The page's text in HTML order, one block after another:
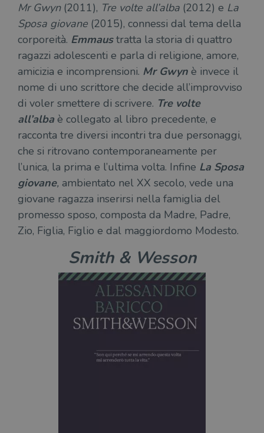
Mr Gwyn (2011), Tre volte all’alba (2012) e La
Sposa giovane (2015), connessi dal tema della
corporeità. Emmaustratta la storia di quattro
ragazzi adolescenti e parla di religione, amore,
amicizia e incomprensioni. Mr Gwyn è invece il
nome di uno scrittore che decide all’improvviso
di voler smettere di scrivere. Tre volte
all’alba è collegato al libro precedente, e
racconta tre diversi incontri tra due personaggi,
che si ritrovano contemporaneamente per
l’unica, la prima e l’ultima volta. Infine La Sposa
giovane, ambientato nel XX secolo, vede una
giovane ragazza inserirsi nella famiglia del
promesso sposo, composta da Madre, Padre,
Zio, Figlia, Figlio e dal maggiordomo Modesto.
Smith & Wesson